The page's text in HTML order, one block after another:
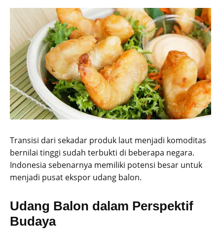
Transisi dari sekadar produk laut menjadi komoditas
bernilai tinggi sudah terbukti di beberapa negara.
Indonesia sebenarnya memiliki potensi besar untuk
menjadi pusat ekspor udang balon.
Udang Balon dalam Perspektif
Budaya